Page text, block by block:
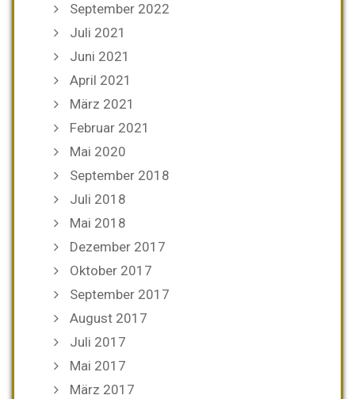
September 2022
Juli 2021
Juni 2021
April 2021
März 2021
Februar 2021
Mai 2020
September 2018
Juli 2018
Mai 2018
Dezember 2017
Oktober 2017
September 2017
August 2017
Juli 2017
Mai 2017
März 2017